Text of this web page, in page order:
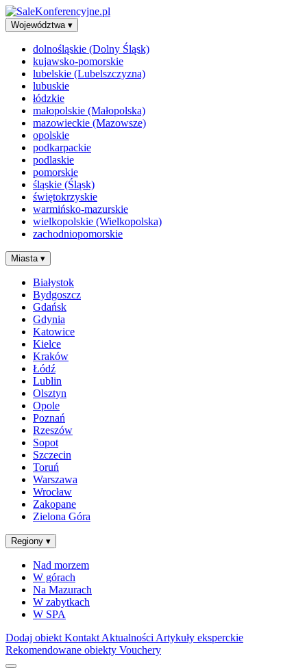
Województwa ▾
dolnośląskie (Dolny Śląsk)
kujawsko-pomorskie
lubelskie (Lubelszczyzna)
lubuskie
łódzkie
małopolskie (Małopolska)
mazowieckie (Mazowsze)
opolskie
podkarpackie
podlaskie
pomorskie
śląskie (Śląsk)
świętokrzyskie
warmińsko-mazurskie
wielkopolskie (Wielkopolska)
zachodniopomorskie
Miasta ▾
Białystok
Bydgoszcz
Gdańsk
Gdynia
Katowice
Kielce
Kraków
Łódź
Lublin
Olsztyn
Opole
Poznań
Rzeszów
Sopot
Szczecin
Toruń
Warszawa
Wrocław
Zakopane
Zielona Góra
Regiony ▾
Nad morzem
W górach
Na Mazurach
W zabytkach
W SPA
Dodaj obiekt Kontakt Aktualności Artykuły eksperckie
Rekomendowane obiekty Vouchery